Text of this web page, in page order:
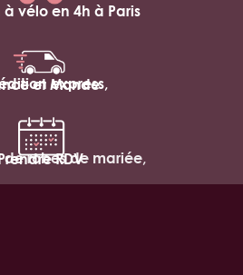
à vélo en 4h à Paris
express,
et Monde
de robes de mariée,
RDV